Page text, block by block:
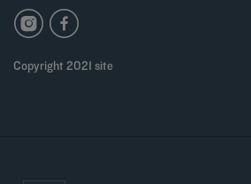
Copyright 2021 site